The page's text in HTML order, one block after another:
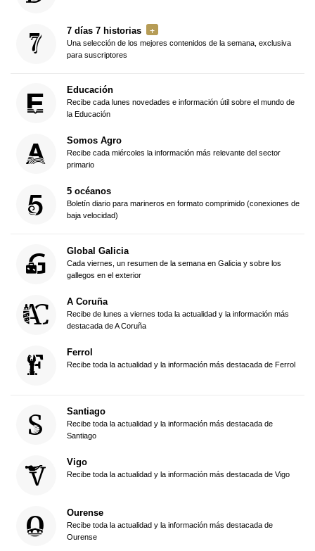
7 días 7 historias
Una selección de los mejores contenidos de la semana, exclusiva
para suscriptores
Educación
Recibe cada lunes novedades e información útil sobre el mundo de
la Educación
Somos Agro
Recibe cada miércoles la información más relevante del sector
primario
5 océanos
Boletín diario para marineros en formato comprimido (conexiones de
baja velocidad)
Global Galicia
Cada viernes, un resumen de la semana en Galicia y sobre los
gallegos en el exterior
A Coruña
Recibe de lunes a viernes toda la actualidad y la información más
destacada de A Coruña
Ferrol
Recibe toda la actualidad y la información más destacada de Ferrol
Santiago
Recibe toda la actualidad y la información más destacada de
Santiago
Vigo
Recibe toda la actualidad y la información más destacada de Vigo
Ourense
Recibe toda la actualidad y la información más destacada de
Ourense